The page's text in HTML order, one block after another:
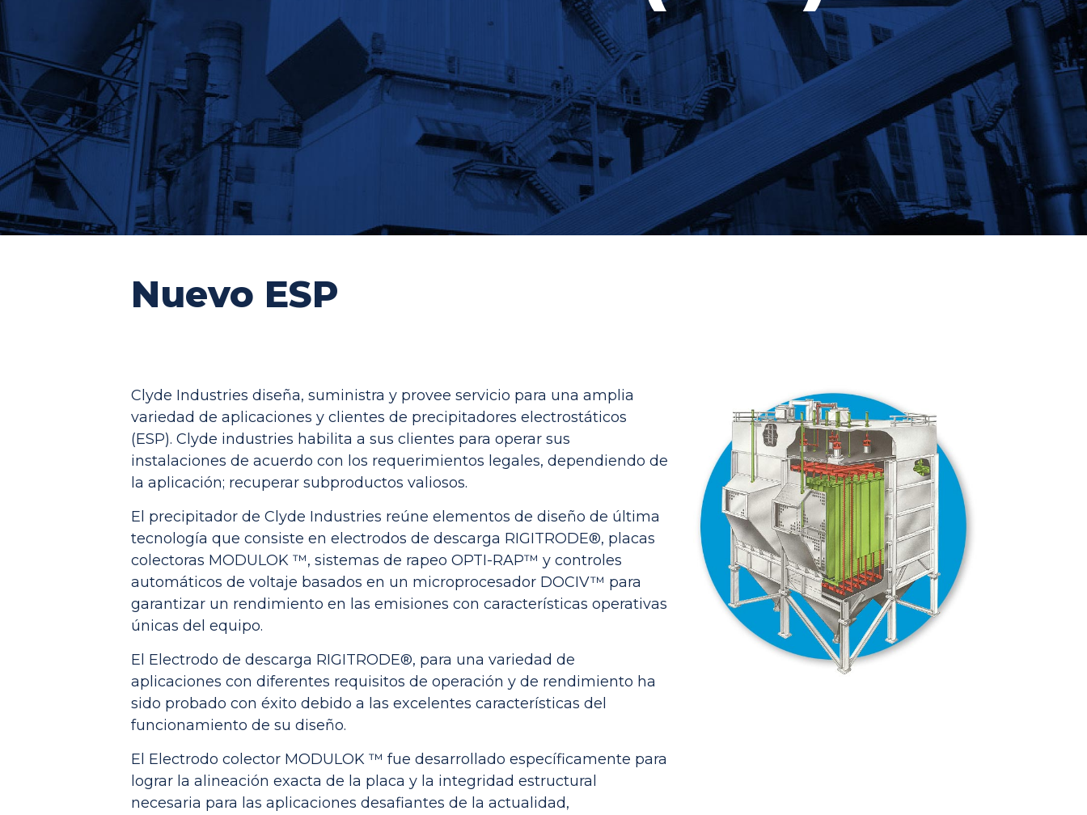
Nuevo ESP
Clyde Industries diseña, suministra y provee servicio para una amplia
variedad de aplicaciones y clientes de precipitadores electrostáticos
(ESP). Clyde industries habilita a sus clientes para operar sus
instalaciones de acuerdo con los requerimientos legales, dependiendo de
la aplicación; recuperar subproductos valiosos.
El precipitador de Clyde Industries reúne elementos de diseño de última
tecnología que consiste en electrodos de descarga RIGITRODE®, placas
colectoras MODULOK ™, sistemas de rapeo OPTI-RAP™ y controles
automáticos de voltaje basados ​​en un microprocesador DOCIV™ para
garantizar un rendimiento en las emisiones con características operativas
únicas del equipo.
El Electrodo de descarga RIGITRODE®, para una variedad de
aplicaciones con diferentes requisitos de operación y de rendimiento ha
sido probado con éxito debido a las excelentes características del
funcionamiento de su diseño.
El Electrodo colector MODULOK ™ fue desarrollado específicamente para
lograr la alineación exacta de la placa y la integridad estructural
necesaria para las aplicaciones desafiantes de la actualidad,